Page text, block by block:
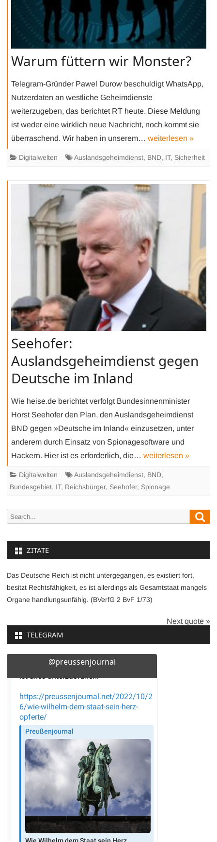
Warum füttern wir Monster?
Telegram-Gründer Pawel Durow beschuldigt WhatsApp,
Nutzerdaten an westliche Geheimdienste
weiterzugeben, das berichtet RT heute. Diese Meldung
ist weder eine wirklich neue Nachricht, noch kommt sie
überraschend. Wir haben in unserem… weiterlesen »
Digitalwelten Auslandsgeheimdienst, BND, IT, Sicherheit
Seehofer:
Auslandsgeheimdienst gegen
Deutsche im Inland
Wie heise.de berichtet verfolgt Bundesinnenminister
Horst Seehofer den Plan, den Auslandsgeheimdienst
BND gegen »Deutsche im Inland« einzusetzen, unter
anderem durch Einsatz von Spionagesoftware und
Hackern. Hier ist es erforderlich, die… weiterlesen »
Digitalwelten Auslandsgeheimdienst, BND,
Bundesgebiet, IT, Reichsbürger, Seehofer, Spionage
Search
ZITATE
Das Deutsche Reich ist nicht untergegangen, es existiert fort,
besitzt Rechtsfähigkeit, es ist allerdings als Gesamtstaat mangels
Organe handlungsunfähig. (BVerfG 2 BvF 1/73)
Next quote »
TELEGRAM
@preussenjournal